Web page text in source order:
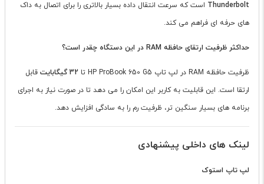
Thunderbolt است که سرعت انتقال داده بسیار بالاتری را برای اتصال به داک
های حرفه ای فراهم می کند.
حداکثر ظرفیت ارتقای حافظه RAM در این دستگاه چقدر است؟
ظرفیت حافظه RAM در لپ تاپ HP ProBook 650 G5 تا 32 گیگابایت
قابل
ارتقا است. این قابلیت به کاربر این امکان را می دهد تا در صورت نیاز به اجرای
برنامه های بسیار سنگین تر، ظرفیت رم را به سادگی افزایش دهد.
لینک های داخلی پیشنهادی
لپ تاپ استوک